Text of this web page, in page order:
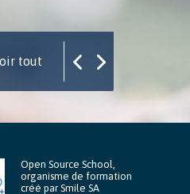
tout
Open Source School,
organisme de formation
créé par Smile SA